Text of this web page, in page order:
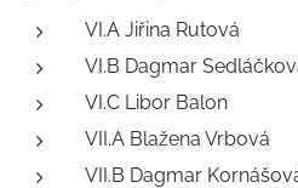
VI.A Jiřina Rutová
VI.B Dagmar
VI.C Libor Balon
VII.A Blažena Vrbová
VII.B Dagmar